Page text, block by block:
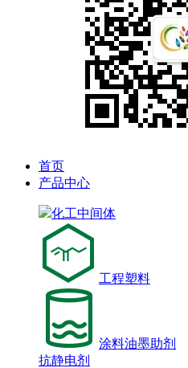
首页
产品中心
化工中间体
工程塑料
涂料油墨助剂
抗静电剂